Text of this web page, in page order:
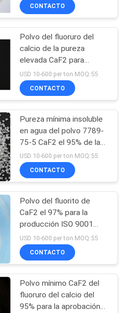
CONTACTO
Polvo del fluoruro del
calcio de la pureza
elevada CaF2 para
Matercials de capa
óptico
USD 10-600 per ton MOQ:55
CONTACTO
Pureza mínima insoluble
en agua del polvo 7789-
75-5 CaF2 el 95% de la
fluorina del calcio
USD 10-600 per ton MOQ:55
CONTACTO
Polvo del fluorito de
CaF2 el 97% para la
producción ISO 9001
Certificat de la
ferroaleación
USD 10-600 per ton MOQ:55
CONTACTO
Polvo mínimo CaF2 del
fluoruro del calcio del
95% para la aprobación